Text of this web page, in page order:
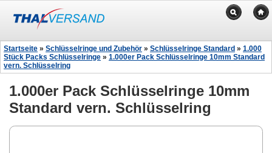
Startseite » Schlüsselringe und Zubehör » Schlüsselringe Standard » 1.000
Stück Packs Schlüsselringe » 1.000er Pack Schlüsselringe 10mm Standard
vern. Schlüsselring
1.000er Pack Schlüsselringe 10mm
Standard vern. Schlüsselring